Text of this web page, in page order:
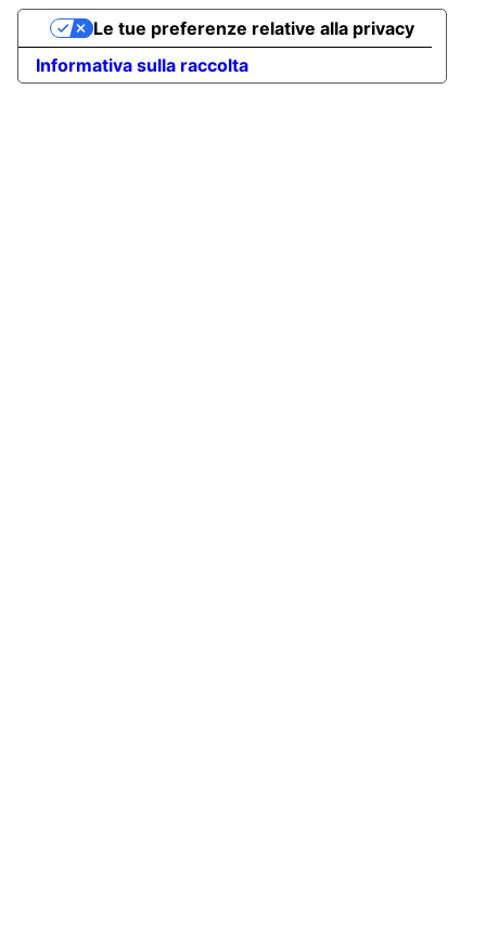
Informativa sulla raccolta
Le tue preferenze relative alla privacy